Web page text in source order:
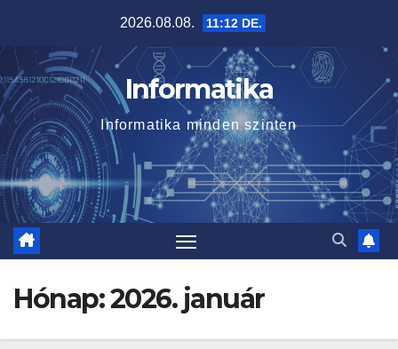
content
2026.08.08. 11:12 DE.
Informatika
Informatika minden szinten
Hónap:2026. január